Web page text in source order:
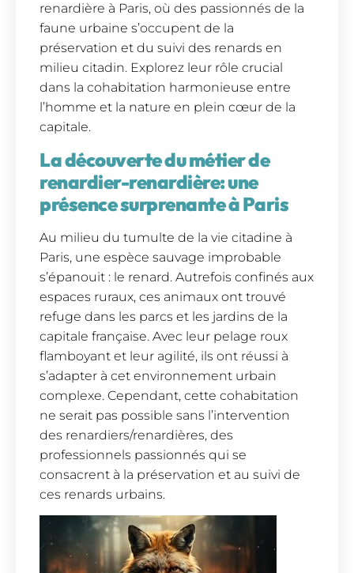
renardière à Paris, où des passionnés de la
faune urbaine s’occupent de la
préservation et du suivi des renards en
milieu citadin. Explorez leur rôle crucial
dans la cohabitation harmonieuse entre
l’homme et la nature en plein cœur de la
capitale.
La découverte du métier de
renardier-renardière: une
présence surprenante à Paris
Au milieu du tumulte de la vie citadine à
Paris, une espèce sauvage improbable
s’épanouit : le renard. Autrefois confinés aux
espaces ruraux, ces animaux ont trouvé
refuge dans les parcs et les jardins de la
capitale française. Avec leur pelage roux
flamboyant et leur agilité, ils ont réussi à
s’adapter à cet environnement urbain
complexe. Cependant, cette cohabitation
ne serait pas possible sans l’intervention
des renardiers/renardières, des
professionnels passionnés qui se
consacrent à la préservation et au suivi de
ces renards urbains.